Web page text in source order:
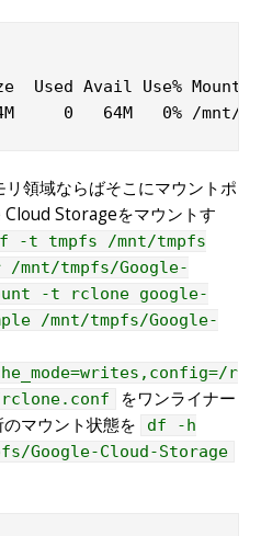
Used Avail Use%
0   64M   0% /mnt/
領域ならばそこにマウントポ
Storageをマウントす
-t tmpfs /mnt/tmpfs
mnt/tmpfs/Google-
-t rclone google-
/mnt/tmpfs/Google-
r
をワンライナー
マウント状態を
df -h
Google-Cloud-Storage